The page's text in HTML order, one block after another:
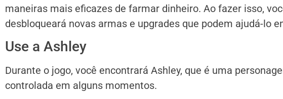
maneiras mais eficazes de farmar dinheiro. Ao fazer isso,
desbloqueará novas armas e upgrades que podem ajudá-lo
Use a Ashley
Durante o jogo, você encontrará Ashley, que é uma
controlada em alguns momentos.